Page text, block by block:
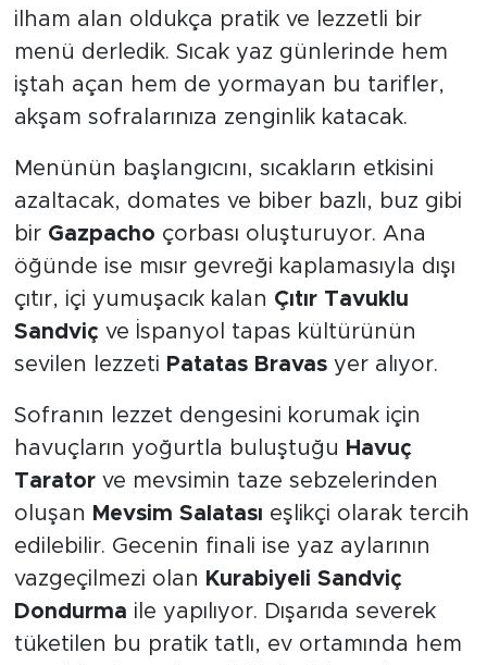
ilham alan oldukça pratik ve lezzetli bir
menü derledik. Sıcak yaz günlerinde hem
iştah açan hem de yormayan bu tarifler,
akşam sofralarınıza zenginlik katacak.
Menünün başlangıcını, sıcakların etkisini
azaltacak, domates ve biber bazlı, buz gibi
bir Gazpacho çorbası oluşturuyor. Ana
öğünde ise mısır gevreği kaplamasıyla dışı
çıtır, içi yumuşacık kalan Çıtır Tavuklu
Sandviç ve İspanyol tapas kültürünün
sevilen lezzeti Patatas Bravasyer alıyor.
Sofranın lezzet dengesini korumak için
havuçların yoğurtla buluştuğu Havuç
Taratorve mevsimin taze sebzelerinden
oluşan Mevsim Salatası eşlikçi olarak tercih
edilebilir. Gecenin finali ise yaz aylarının
vazgeçilmezi olan Kurabiyeli Sandviç
Dondurma ile yapılıyor. Dışarıda severek
tüketilen bu pratik tatlı, ev ortamında hem